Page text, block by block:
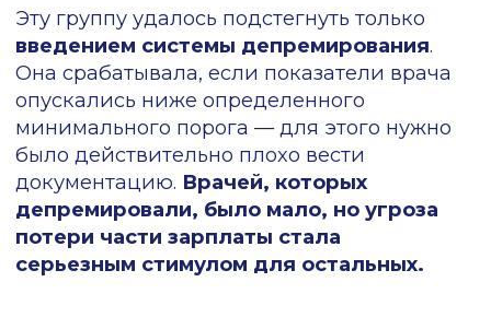
проходили весь алгоритм назначения,
врачи убедились, что система
действительно помогает работать
быстрее.
Другой важный фактор —врачей
мотивировало то, что их обоснованные
замечания превращались в доработки.
Когда ты идешь к разработчику, он
доделывает что-то по комментариям
врачей, и процесс меняется в лучшую
сторону — они ощущают это сопричастие.
А для системы денежного премирования
мы доработали личный кабинет — врач